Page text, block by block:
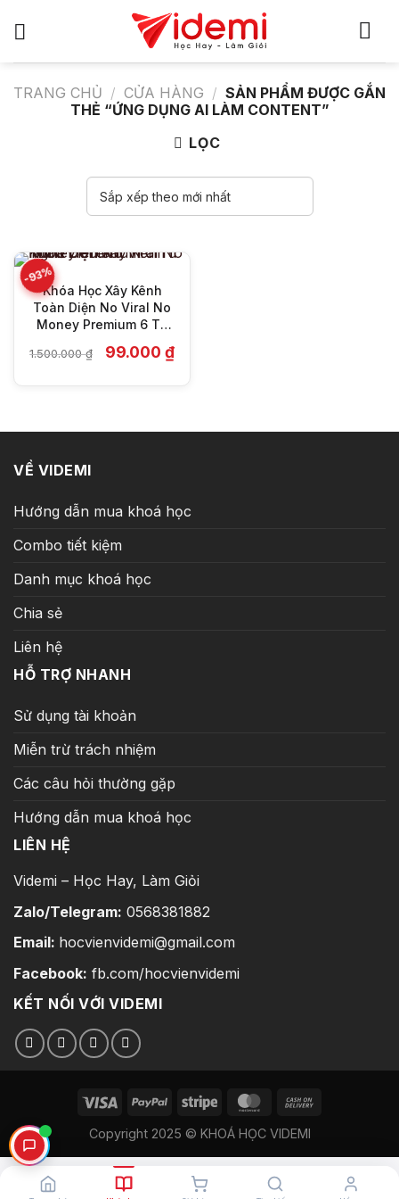
TRANG CHỦ / CỬA HÀNG / SẢN PHẨM ĐƯỢC GẮN
THẺ “ỨNG DỤNG AI LÀM CONTENT”
LỌC
-93%
Khóa Học Xây Kênh
Toàn Diện No Viral No
Money Premium 6 Từ
1.500.000₫ Giá
gốc
99.000 ₫Giá
hiện
VỀ VIDEMI
Hướng dẫn mua khoá học
Combo tiết kiệm
Danh mục khoá học
Chia sẻ
Liên hệ
HỖ TRỢ NHANH
Sử dụng tài khoản
Miễn trừ trách nhiệm
Các câu hỏi thường gặp
Hướng dẫn mua khoá học
LIÊN HỆ
Videmi – Học Hay, Làm Giỏi
Zalo/Telegram: 0568381882
Email: hocvienvidemi@gmail.com
Facebook: fb.com/hocvienvidemi
KẾT NỐI VỚI VIDEMI
Copyright 2025 © KHOÁ HỌC VIDEMI